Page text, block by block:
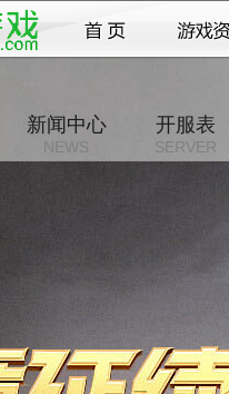
新闻中心
NEWS
开服表
SERVER